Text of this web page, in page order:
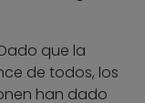
que la
de todos, los
han dado